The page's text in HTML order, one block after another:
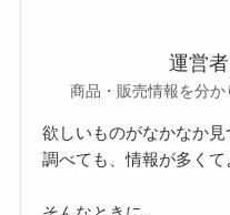
運営者
商品・販売情報を分
欲しいものがなかなか見
調べても、情報が多くて